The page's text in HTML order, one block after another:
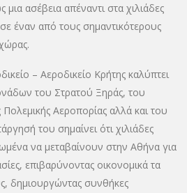
μια ασέβεια απέναντι στα χιλιάδες
έναν από τους σημαντικότερους
– Αεροδικείο Κρήτης καλύπτει
του Στρατού Ξηράς, του
Αεροπορίας αλλά και του
του σημαίνει ότι χιλιάδες
να μεταβαίνουν στην Αθήνα για
επιβαρύνοντας οικονομικά τα
δημιουργώντας συνθήκες